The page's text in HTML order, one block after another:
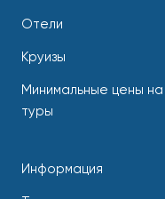
Отели
Круизы
Минимальные цены на
туры
Информация